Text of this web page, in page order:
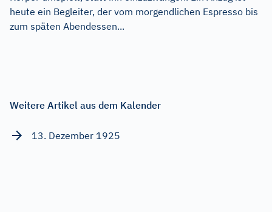
heute ein Begleiter, der vom morgendlichen Espresso bis
zum späten Abendessen...
Weitere Artikel aus dem Kalender
13. Dezember 1925